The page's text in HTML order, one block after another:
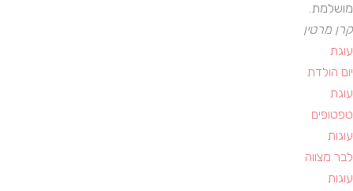
מושלמת.
קרן מרטין
עוגת
יום הולדת
עוגת
טפטופים
עוגות
לבר מצווה
עוגות